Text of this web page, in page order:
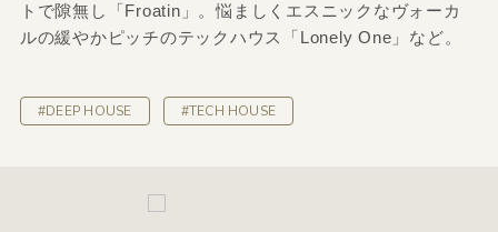
トで隙無し「Froatin」。悩ましくエスニックなヴォーカ
ルの緩やかピッチのテックハウス「Lonely One」など。
#DEEP HOUSE #TECH HOUSE